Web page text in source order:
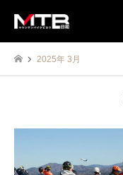
2025年 3月